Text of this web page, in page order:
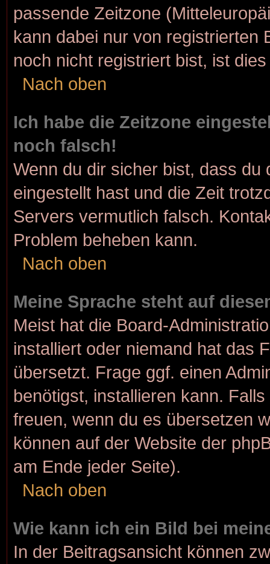
passende Zeitzone
kann dabei nur von registrierten
noch nicht registriert bist, ist
Nach oben
Ich habe die Zeitzone
noch falsch!
Wenn du dir sicher bist, dass
eingestellt hast und die Zeit
Servers vermutlich falsch.
Problem beheben kann.
Nach oben
Meine Sprache steht auf
Meist hat die Board-
installiert oder niemand hat das
übersetzt. Frage ggf. einen
benötigst, installieren kann.
freuen, wenn du es übersetzen
können auf der Website der
am Ende jeder Seite).
Nach oben
Wie kann ich ein Bild bei
In der Beitragsansicht können